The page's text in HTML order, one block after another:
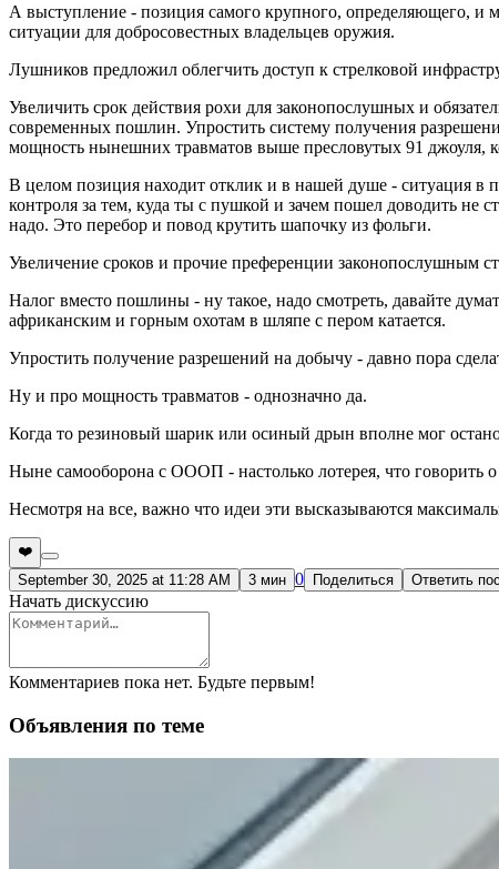
А выступление - позиция самого крупного, определяющего, и
ситуации для добросовестных владельцев оружия.
Лушников предложил облегчить доступ к стрелковой
Увеличить срок действия рохи для законопослушных и
современных пошлин. Упростить систему получения
мощность нынешних травматов выше пресловутых 91 джоуля,
В целом позиция находит отклик и в нашей душе - ситуация в
контроля за тем, куда ты с пушкой и зачем пошел доводить не
надо. Это перебор и повод крутить шапочку из фольги.
Увеличение сроков и прочие преференции законопослушным
Налог вместо пошлины - ну такое, надо смотреть, давайте
африканским и горным охотам в шляпе с пером катается.
Упростить получение разрешений на добычу - давно пора
Ну и про мощность травматов - однозначно да.
Когда то резиновый шарик или осиный дрын вполне мог
Ныне самооборона с ОООП - настолько лотерея, что говорить
Несмотря на все, важно что идеи эти высказываются
❤️
September 30, 2025 at 11:28 AM
3 мин 0 Поделиться Ответить
Начать дискуссию
Комментариев пока нет. Будьте первым!
Объявления по теме